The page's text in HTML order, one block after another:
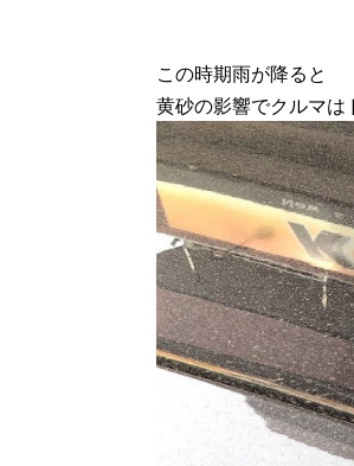
この時期雨が降ると
黄砂の影響でクルマは